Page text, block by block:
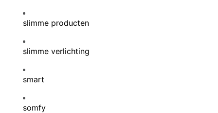
slimme producten
slimme verlichting
smart
somfy